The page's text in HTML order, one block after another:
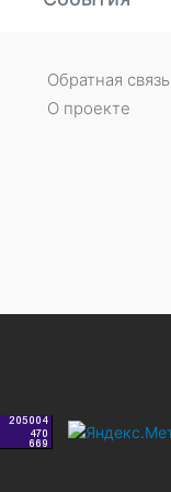
Обратная связь
О проекте